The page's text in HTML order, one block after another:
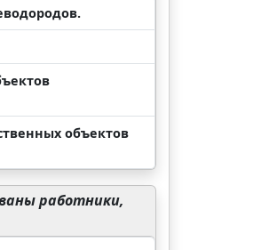
объектов
работники,